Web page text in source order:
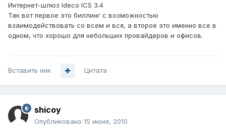
Интернет-шлюз Ideco ICS 3.4
Так вот первое это биллинг с возможностью
взаимодействовать со всем и вся, а второе это именно все в
одном, что хорошо для небольших провайдеров и офисов.
Вставить ник Цитата
shicoy
Опубликовано 15 июня, 2010